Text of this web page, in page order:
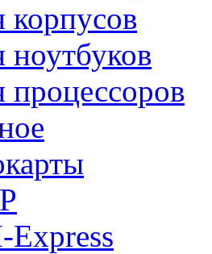
корпусов
ноутбуков
процессоров
Express